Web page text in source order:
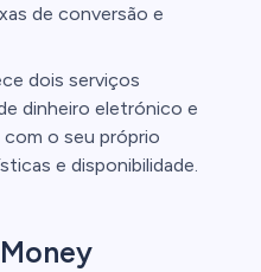
de conversão e
dois serviços
dinheiro eletrónico e
com o seu próprio
e disponibilidade.